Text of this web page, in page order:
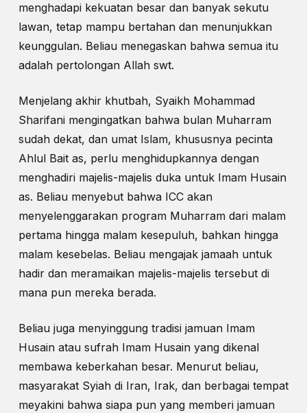
menghadapi kekuatan besar dan banyak sekutu
lawan, tetap mampu bertahan dan menunjukkan
keunggulan. Beliau menegaskan bahwa semua itu
adalah pertolongan Allah swt.
Menjelang akhir khutbah, Syaikh Mohammad
Sharifani mengingatkan bahwa bulan Muharram
sudah dekat, dan umat Islam, khususnya pecinta
Ahlul Bait as, perlu menghidupkannya dengan
menghadiri majelis-majelis duka untuk Imam Husain
as. Beliau menyebut bahwa ICC akan
menyelenggarakan program Muharram dari malam
pertama hingga malam kesepuluh, bahkan hingga
malam kesebelas. Beliau mengajak jamaah untuk
hadir dan meramaikan majelis-majelis tersebut di
mana pun mereka berada.
Beliau juga menyinggung tradisi jamuan Imam
Husain atau sufrah Imam Husain yang dikenal
membawa keberkahan besar. Menurut beliau,
masyarakat Syiah di Iran, Irak, dan berbagai tempat
meyakini bahwa siapa pun yang memberi jamuan